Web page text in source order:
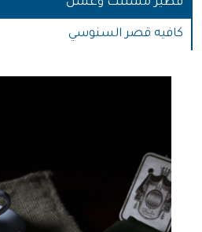
كافيه قصر السنوسي